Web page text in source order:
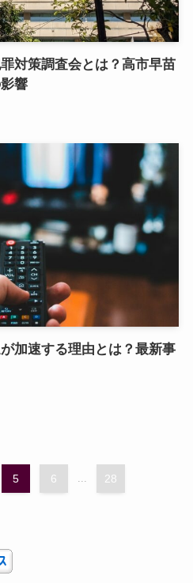
対策調査会とは？高市早苗
響
加速する理由とは？最新事
5 6 ... 28